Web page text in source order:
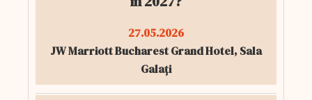
27.05.2026
JW Marriott Bucharest Grand Hotel, Sala
Galați